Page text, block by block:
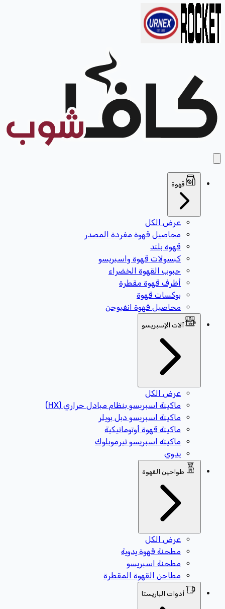
قهوة
عرض الكل
محاصيل قهوة مفردة المصدر
قهوة بلند
كبسولات قهوة واسبريسو
حبوب القهوة الخضراء
أظرف قهوة مقطرة
بوكسات قهوة
محاصيل قهوة انفيوجن
آلات الإسبريسو
عرض الكل
ماكينة اسبريسو بنظام مبادل حراري (HX)
ماكينة اسبريسو دبل بويلر
ماكينة قهوة أوتوماتيكية
ماكينة اسبريسو ثيرموبلوك
يدوي
طواحين القهوة
عرض الكل
مطحنة قهوة يدوية
مطحنة اسبريسو
مطاحن القهوة المقطرة
أدوات الباريستا